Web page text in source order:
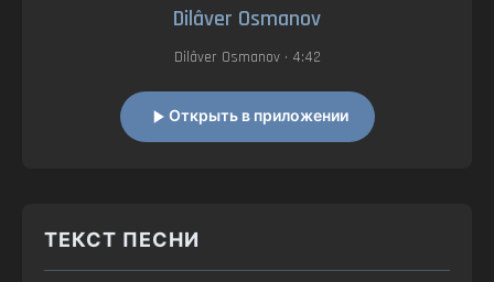
Dilâver Osmanov
Dilâver Osmanov• 4:42
Открыть в приложении
ТЕКСТ ПЕСНИ